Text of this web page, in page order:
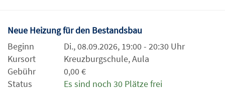
Neue Heizung für den Bestandsbau
Beginn
Di., 08.09.2026, 19:00 - 20:30 Uhr
Kursort
Kreuzburgschule, Aula
Gebühr
0,00 €
Status
Es sind noch 30 Plätze frei